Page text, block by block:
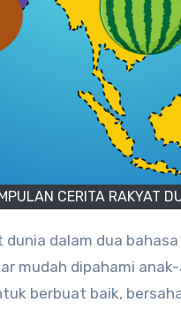
CERITA RAKYAT
dalam dua
mudah dipahami
berbuat baik,